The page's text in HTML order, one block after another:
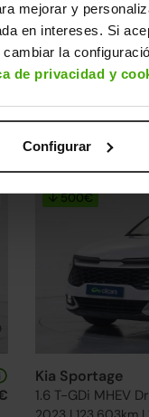
mejorar y
en intereses. Si
la
de privacidad y
Configurar
SEAT Arona
2025 | 23.901km |
Gasolina
↓ 500€
Kia Sportage
1.6 T-GDi MHEV